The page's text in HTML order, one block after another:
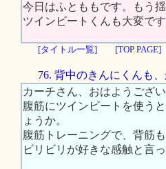
今日はふとももです。もう
ツインビートくんも大変です
[タイトル一覧] [TOP PAGE]
76. 背中のきんにくんも
カーチさん、おはようござい
腹筋にツインビートを使う
ょうか。
腹筋トレーニングで、背筋
ビリビリが好きな感触と言